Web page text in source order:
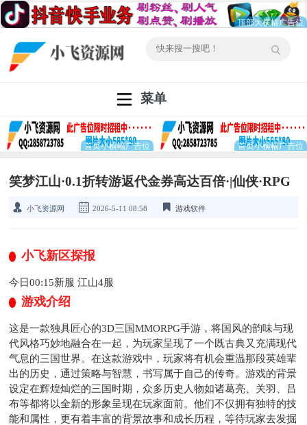
菜单
笑梦江山·0.1折转游返代金券高达百倍·|仙侠·RPG
小飞资源网 2026-5-11 08:58 游戏软件
小飞新区探报
今日00:15新服 江山4服
游戏介绍
这是一款独具匠心的3D三国MMORPG手游，将国风的韵味与现
代风格巧妙地融合在一起，为玩家呈现了一个既古典又充满现代
气息的三国世界。在这款游戏中，玩家将有机会重温那段英雄辈
出的历史，通过策略与智慧，书写属于自己的传奇。游戏的背景
设定在辉煌灿烂的三国时期，众多历史人物如诸葛亮、关羽、吕
布等都将以全新的形象呈现在玩家面前。他们不仅拥有独特的技
能和属性，更有着丰富的背景故事和成长历程，等待玩家去发掘